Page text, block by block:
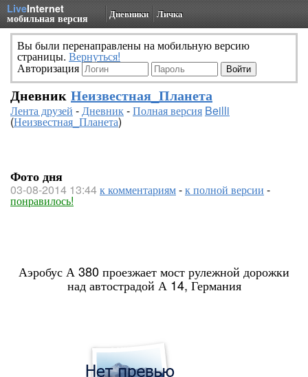
LiveInternet
мобильная версия Дневники Личка
Вы были перенаправлены на мобильную версию
страницы. Вернуться!
Авторизация
Дневник Неизвестная_Планета
Лента друзей -Дневник-Полная версия Beilli
(Неизвестная_Планета)
Фото дня
03-08-2014 13:44к комментариям-к полной версии -
понравилось!
Аэробус А 380 проезжает мост рулежной дорожки
над автострадой А 14, Германия